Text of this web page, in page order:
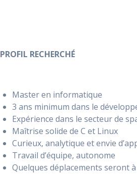
PROFIL RECHERCHÉ
Master en informatique
3 ans minimum dans le
Expérience dans le secteur de
Maîtrise solide de C et Linux
Curieux, analytique et envie
Travail d’équipe, autonome
Quelques déplacements seront